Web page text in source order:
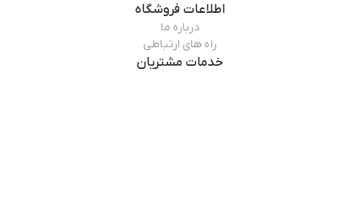
اطلاعات فروشگاه
درباره ما
راه های ارتباطی
خدمات مشتریان